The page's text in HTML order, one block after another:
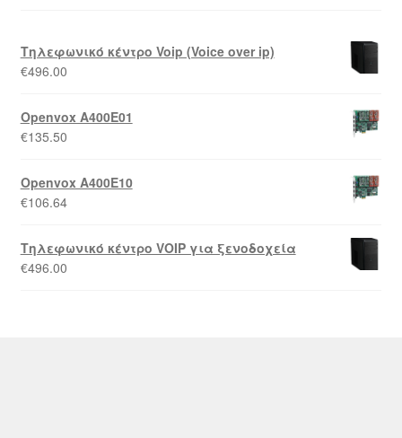
Τηλεφωνικό κέντρο Voip (Voice over ip)
€496.00
Openvox A400E01
€135.50
Openvox A400E10
€106.64
Τηλεφωνικό κέντρο VOIP για ξενοδοχεία
€496.00